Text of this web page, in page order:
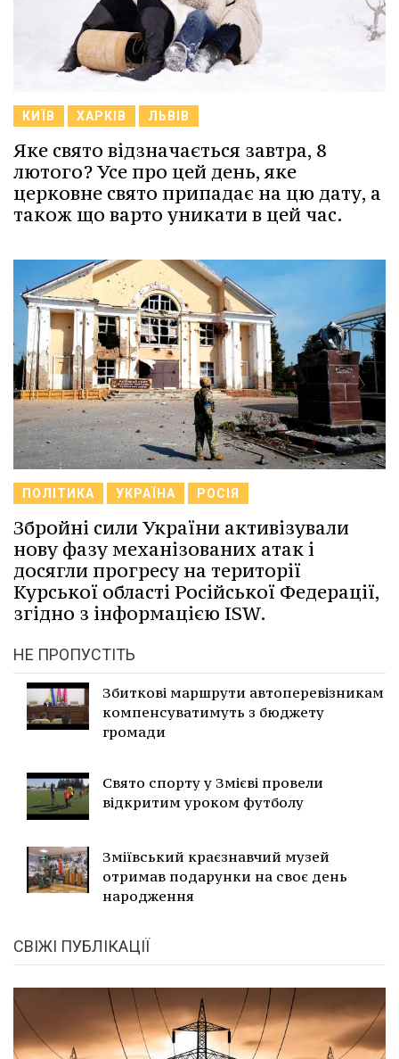
КИЇВ ХАРКІВ ЛЬВІВ
Яке свято відзначається завтра, 8
лютого? Усе про цей день, яке
церковне свято припадає на цю дату, а
також що варто уникати в цей час.
ПОЛІТИКА УКРАЇНА РОСІЯ
Збройні сили України активізували
нову фазу механізованих атак і
досягли прогресу на території
Курської області Російської Федерації,
згідно з інформацією ISW.
НЕ ПРОПУСТІТЬ
Збиткові маршрути автоперевізникам
компенсуватимуть з бюджету
громади
Свято спорту у Змієві провели
відкритим уроком футболу
Зміївський краєзнавчий музей
отримав подарунки на своє день
народження
СВІЖІ ПУБЛІКАЦІЇ